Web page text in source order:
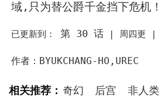
域,只为替公爵千金挡下危机！
已更新到： 第 30 话| 周四更 |
作者：BYUKCHANG-HO,UREC
相关推荐： 奇幻 后宫 非人类